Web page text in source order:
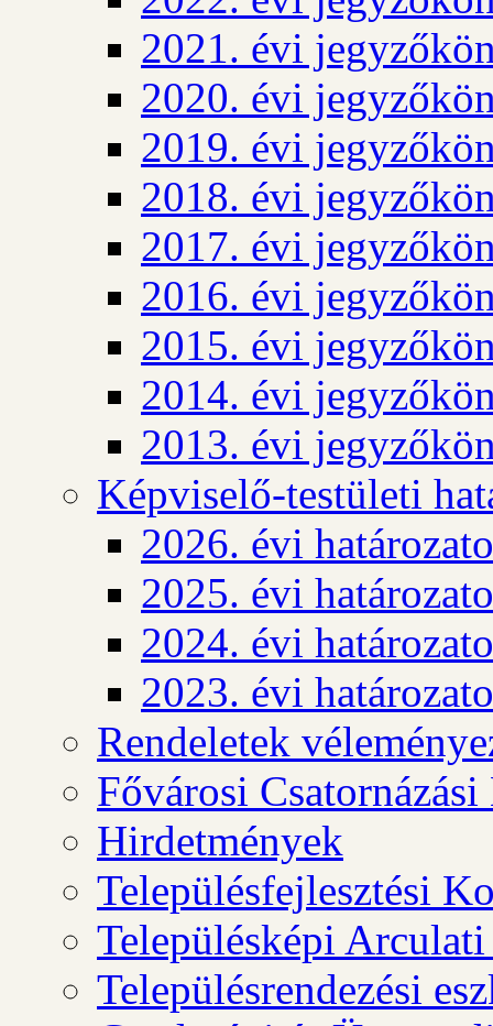
2021. évi
2020. évi
2019. évi
2018. évi
2017. évi
2016. évi
2015. évi
2014. évi
2013. évi
Képviselő-testületi
2026. évi
2025. évi
2024. évi
2023. évi
Rendeletek
Fővárosi
Hirdetmények
Településfejlesztési
Településképi
Településrendezési